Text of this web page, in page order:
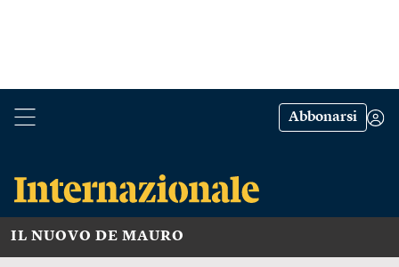
Abbonarsi
IL NUOVO DE MAURO